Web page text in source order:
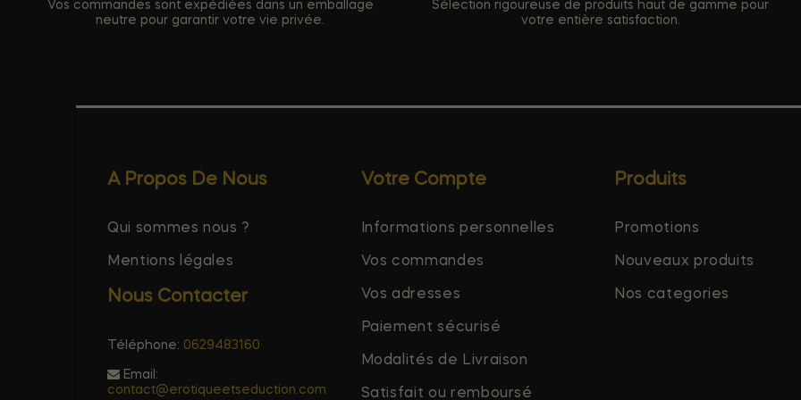
Vos commandes sont expédiées dans un emballage
neutre pour garantir votre vie privée.
Sélection rigoureuse de produits haut de gamme pour
votre entière satisfaction.
A Propos De Nous
Qui sommes nous ?
Mentions légales
Nous Contacter
Téléphone: 0629483160
Email:
contact@erotiqueetseduction.com
Votre Compte
Informations personnelles
Vos commandes
Vos adresses
Paiement sécurisé
Modalités de Livraison
Satisfait ou remboursé
Produits
Promotions
Nouveaux produits
Nos categories